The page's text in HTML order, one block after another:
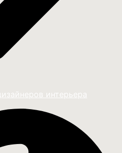
интерьера